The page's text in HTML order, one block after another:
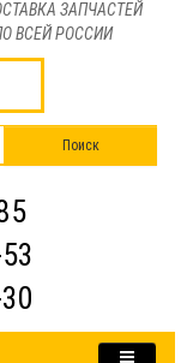
ЗАПЧАСТЕЙ
ВСЕЙ РОССИИ